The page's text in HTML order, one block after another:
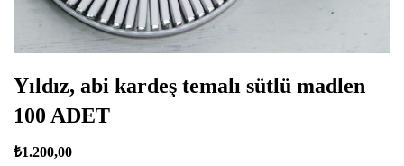
Yıldız, abi kardeş temalı sütlü madlen
100 ADET
₺1.200,00